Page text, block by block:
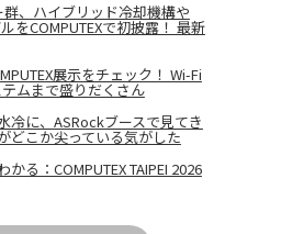
、ハイブリッド冷却機構や
をCOMPUTEXで初披露！ 最新
展示をチェック！ Wi-Fi
ムまで盛りだくさん
冷に、ASRockブースで見てき
どこか尖っている気がした
る：COMPUTEX TAIPEI 2026